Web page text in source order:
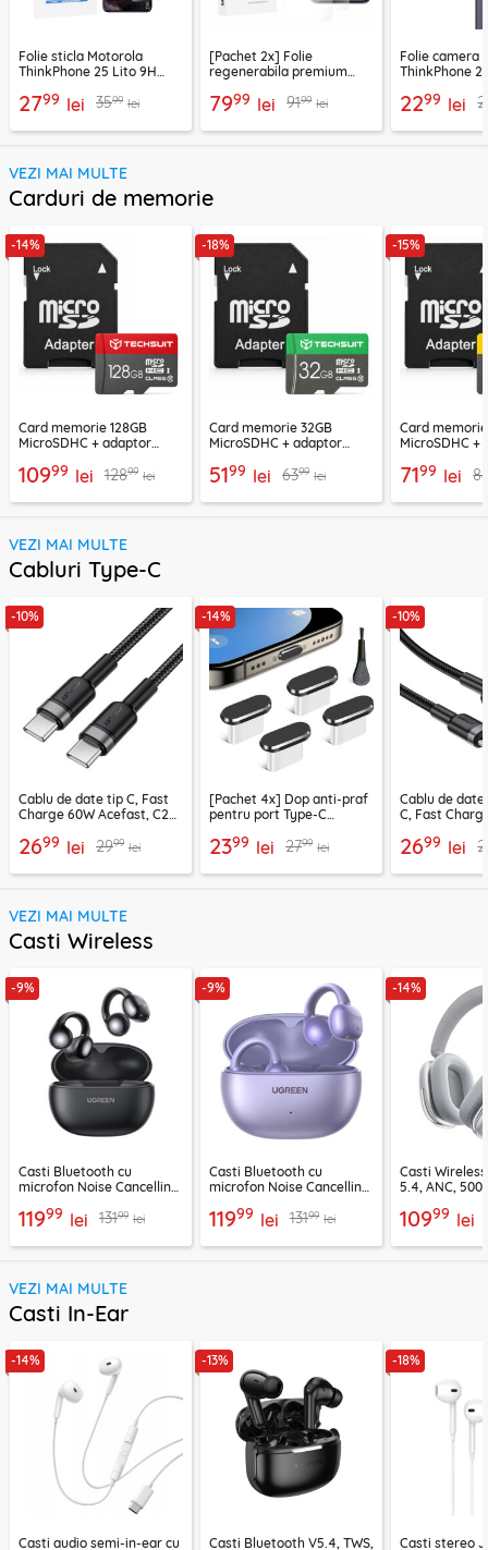
Folie sticla Motorola
ThinkPhone 25 Lito 9H
transparenta
2799 lei 3599 lei
[Pachet 2x] Folie
regenerabila premium
Smart Protection Classic,
7999 lei 9199 lei
Folie camera
ThinkPhone
2299 lei
VEZI MAI MULTE
Carduri de memorie
-14%
Card memorie 128GB
MicroSDHC + adaptor
10999 lei 12899 lei
-18%
Card memorie 32GB
MicroSDHC + adaptor
5199 lei 6399 lei
-15%
Card
MicroSDHC +
7199 lei
VEZI MAI MULTE
Cabluri Type-C
-10%
Cablu de date tip C, Fast
Charge 60W Acefast, C22-
2699 lei 2999 lei
-14%
[Pachet 4x] Dop anti-praf
pentru port Type-C
2399 lei 2799 lei
-10%
Cablu de date
C, Fast
2699 lei
VEZI MAI MULTE
Casti Wireless
-9%
Casti Bluetooth cu
microfon Noise Cancelling
11999 lei 13199 lei
-9%
Casti Bluetooth cu
microfon Noise Cancelling
11999 lei 13199 lei
-14%
Casti
5.4, ANC,
10999 lei
VEZI MAI MULTE
Casti In-Ear
-14%
Casti audio semi-in-ear cu
-13%
Casti Bluetooth V5.4, TWS,
-18%
Casti stereo